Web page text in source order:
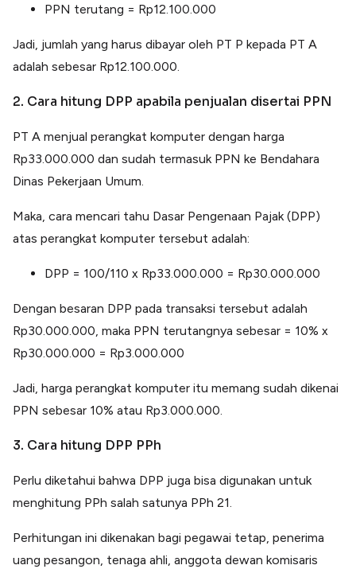
PPN terutang = Rp12.100.000
Jadi, jumlah yang harus dibayar oleh PT P kepada PT A
adalah sebesar Rp12.100.000.
2. Cara hitung DPP apabila penjualan disertai PPN
PT A menjual perangkat komputer dengan harga
Rp33.000.000 dan sudah termasuk PPN ke Bendahara
Dinas Pekerjaan Umum.
Maka, cara mencari tahu Dasar Pengenaan Pajak (DPP)
atas perangkat komputer tersebut adalah:
DPP = 100/110 x Rp33.000.000 = Rp30.000.000
Dengan besaran DPP pada transaksi tersebut adalah
Rp30.000.000, maka PPN terutangnya sebesar = 10% x
Rp30.000.000 = Rp3.000.000
Jadi, harga perangkat komputer itu memang sudah dikenai
PPN sebesar 10% atau Rp3.000.000.
3. Cara hitung DPP PPh
Perlu diketahui bahwa DPP juga bisa digunakan untuk
menghitung PPh salah satunya PPh 21.
Perhitungan ini dikenakan bagi pegawai tetap, penerima
uang pesangon, tenaga ahli, anggota dewan komisaris